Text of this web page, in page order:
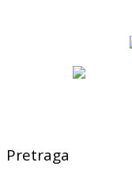
Pretraga